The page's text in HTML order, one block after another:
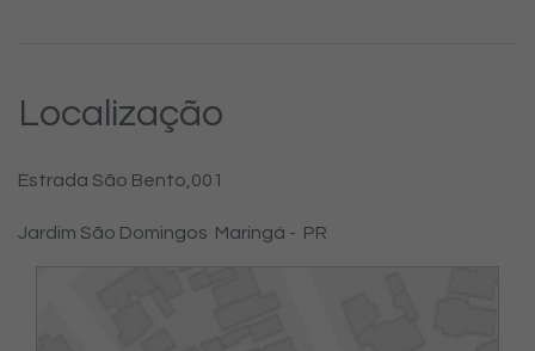
Localização
Estrada São Bento, 001
Jardim São Domingos Maringá - PR